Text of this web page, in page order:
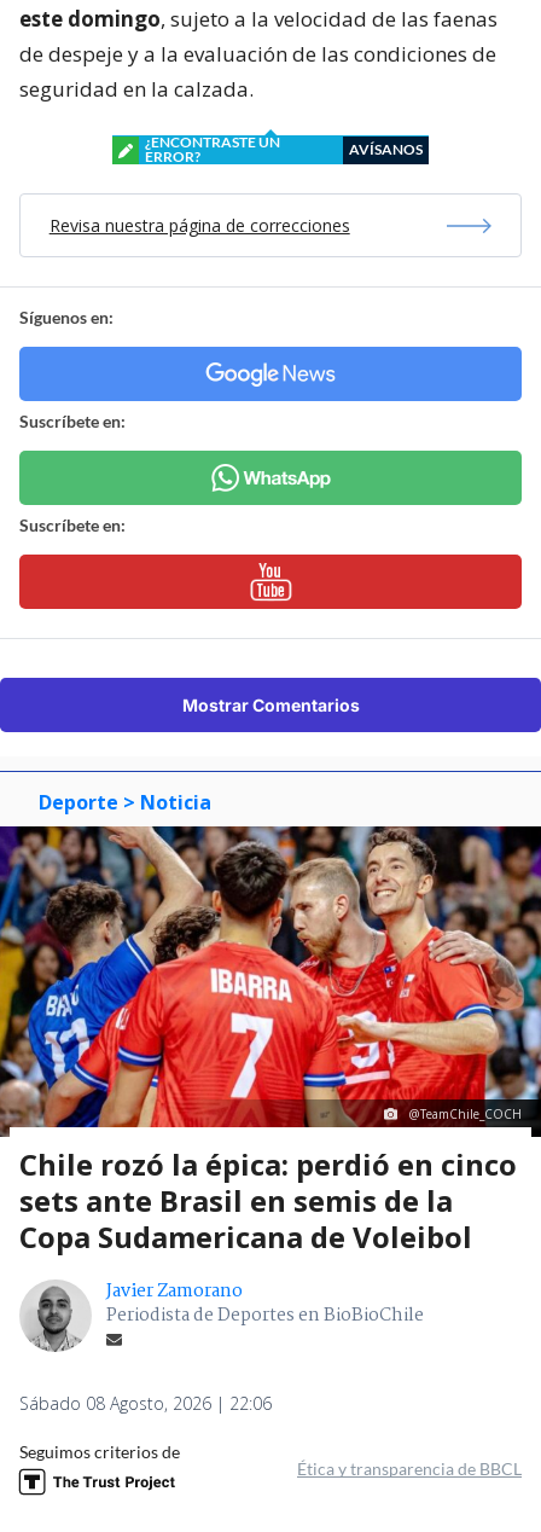
este domingo, sujeto a la velocidad de las faenas
de despeje y a la evaluación de las condiciones de
seguridad en la calzada.
¿ENCONTRASTE UN
ERROR?
AVÍSANOS
Revisa nuestra página de correcciones
Síguenos en:
Suscríbete en:
Suscríbete en:
Mostrar Comentarios
Deporte > Noticia
@TeamChile_COCH
Chile rozó la épica: perdió en cinco
sets ante Brasil en semis de la
Copa Sudamericana de Voleibol
Javier Zamorano
Periodista de Deportes en BioBioChile
Sábado 08 Agosto, 2026 | 22:06
Seguimos criterios de
Ética y transparencia de BBCL